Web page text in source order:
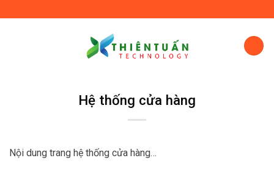
to
Hệ thống cửa hàng
Nội dung trang hệ thống cửa hàng…